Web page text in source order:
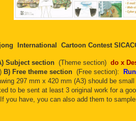
International Cartoon Contest
Subject section (Theme section) do x
B) Free theme section (Free section):
297 mm x 420 mm (A3) should be
to be sent at least 3 original work for a
you have, you can also add them to